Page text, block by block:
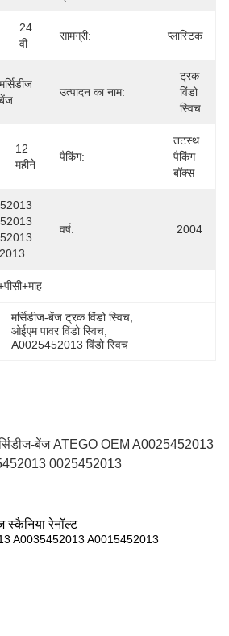
24
वी
सामग्री: प्लास्टिक
मर्सिडीज
बेंज
उत्पादन का नाम:
ट्रक
विंडो
स्विच
12
महीने
पैकिंग:
तटस्थ
पैकिंग
बॉक्स
वर्ष: 2004
मर्सिडीज-बेंज ट्रक विंडो स्विच
ओईएम पावर विंडो स्विच
A0025452013 विंडो स्विच
बेंज ATEGO OEM A0025452013
0025452013
स्कैनिया रेनॉल्ट
A0035452013 A0015452013